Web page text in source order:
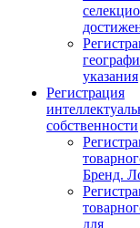
указания
Регистрация
собственности
Бренд.
для